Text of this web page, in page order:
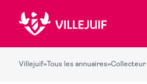
Villejuif» Tous les annuaires»Collecteur